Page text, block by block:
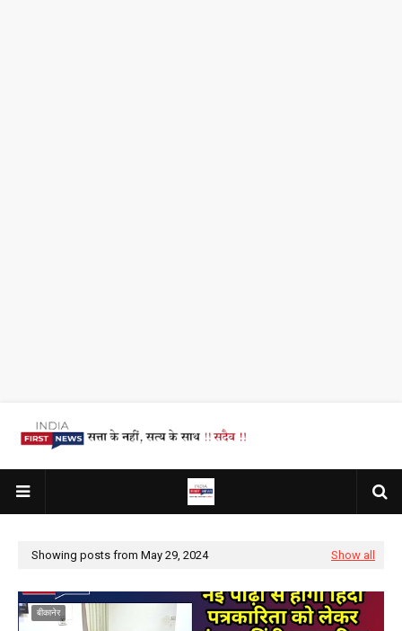
Showing posts from May 29, 2024 Show all
बीकानेर